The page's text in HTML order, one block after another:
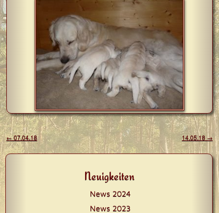
Beitragsnavigation
←07.04.18 14.05.18 →
Neuigkeiten
News 2024
News 2023